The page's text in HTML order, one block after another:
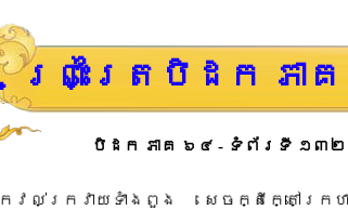
ព្រះត្រៃបិដក ភា
បិដក ភាគ ៦៤ - ទំព័រទី ១៣២
វល់ក្រវាយ​ទាំងពួង​ សេចក្តី​ក្តៅក្រ